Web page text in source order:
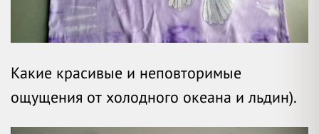
Какие красивые и неповторимые
ощущения от холодного океана и льдин).